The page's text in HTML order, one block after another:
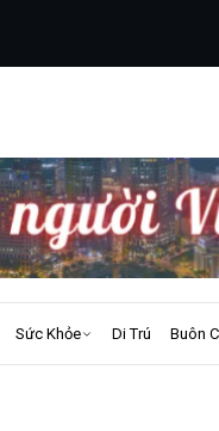
Sức Khỏe Di Trú Buôn